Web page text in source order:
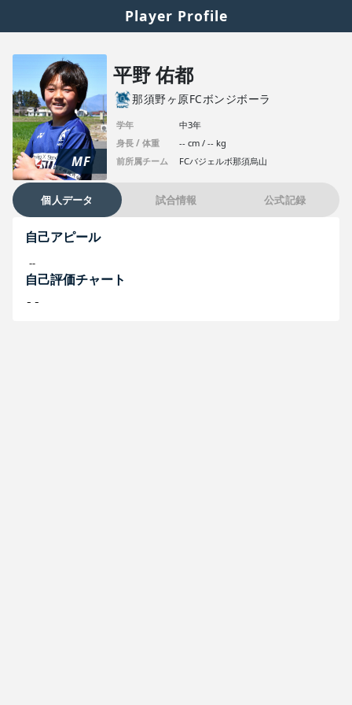
Player Profile
MF
平野 佑都
那須野ヶ原FCボンジボーラ
学年
中3年
身長 / 体重
-- cm / -- kg
前所属チーム
FCバジェルボ那須烏山
個人データ 試合情報 公式記録
自己アピール
--
自己評価チャート
--